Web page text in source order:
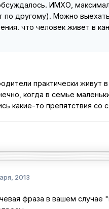
ИМХО,
по другому). Можно
что человек живет в
практически живут
когда в семье
какие-то препятствия со
2013
фраза в вашем случае